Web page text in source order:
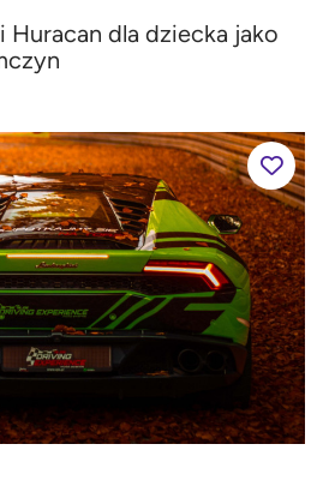
Huracan dla dziecka jako